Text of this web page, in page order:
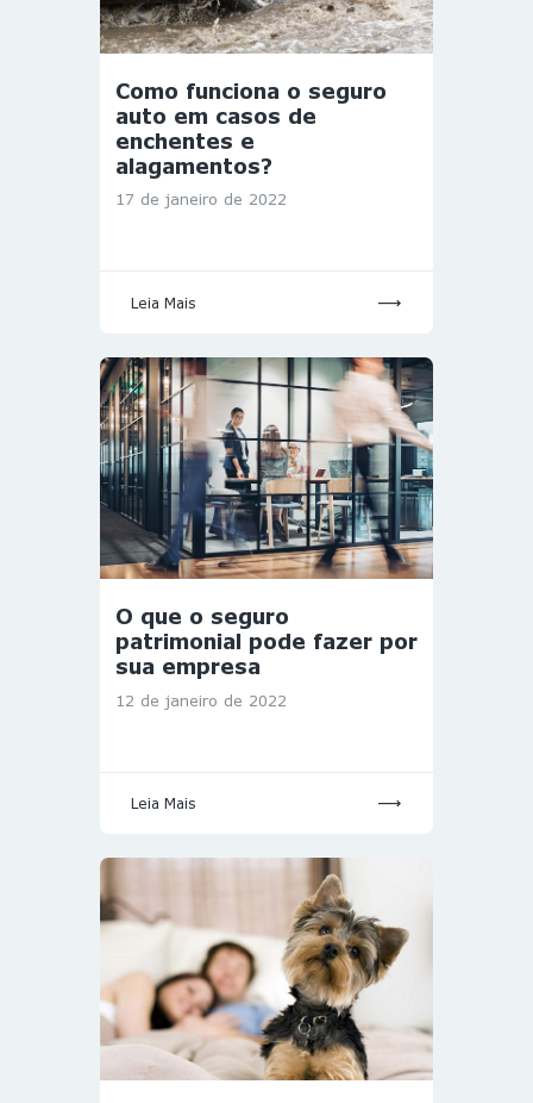
Como funciona o seguro
auto em casos de
enchentes e
alagamentos?
17 de janeiro de 2022
Leia Mais
O que o seguro
patrimonial pode fazer por
sua empresa
12 de janeiro de 2022
Leia Mais